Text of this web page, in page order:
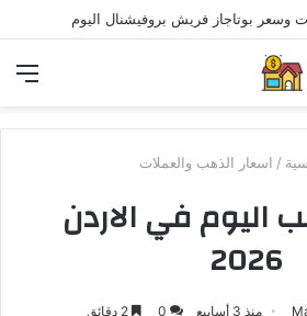
وسعر بوتاجاز فريش بروفيشنال اليوم
/ اسعار الذهب والعملات
اليوم في الاردن
2026
منذ 3 أسابيع 0 2 دقائق